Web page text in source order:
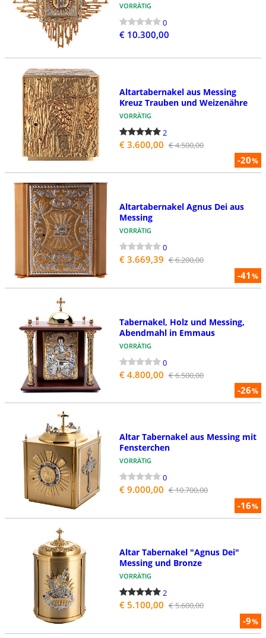
VORRÄTIG
0
€ 10.300,00
-20%
Altartabernakel aus Messing
Kreuz Trauben und Weizenähre
VORRÄTIG
2
€ 3.600,00 € 4.500,00
-41%
Altartabernakel Agnus Dei aus
Messing
VORRÄTIG
0
€ 3.669,39 € 6.200,00
-26%
Tabernakel, Holz und Messing,
Abendmahl in Emmaus
VORRÄTIG
0
€ 4.800,00 € 6.500,00
-16%
Altar Tabernakel aus Messing mit
Fensterchen
VORRÄTIG
0
€ 9.000,00 € 10.700,00
-9%
Altar Tabernakel "Agnus Dei"
Messing und Bronze
VORRÄTIG
2
€ 5.100,00 € 5.600,00